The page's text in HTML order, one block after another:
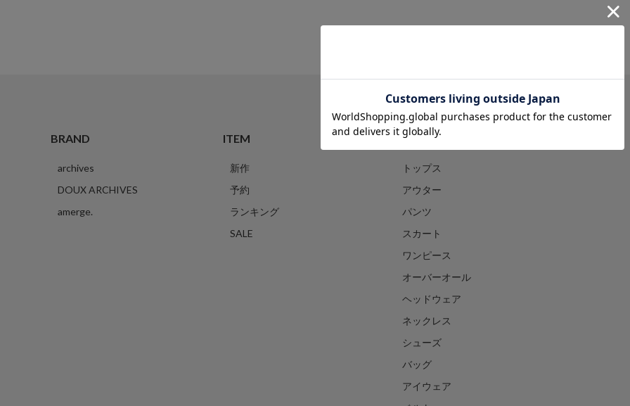
BRAND
archives
DOUX ARCHIVES
amerge.
ITEM
新作
予約
ランキング
SALE
CATEGORY
トップス
アウター
パンツ
スカート
ワンピース
オーバーオール
ヘッドウェア
ネックレス
シューズ
バッグ
アイウェア